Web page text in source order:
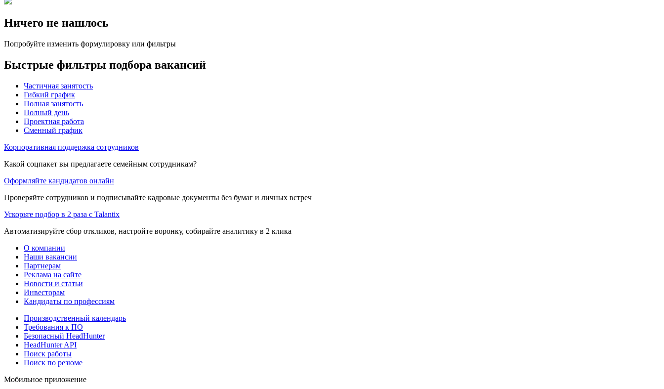
Ничего не нашлось
Попробуйте изменить формулировку или фильтры
Быстрые фильтры подбора вакансий
Частичная занятость
Гибкий график
Полная занятость
Полный день
Проектная работа
Сменный график
Корпоративная поддержка сотрудников
Какой соцпакет вы предлагаете семейным сотрудникам?
Оформляйте кандидатов онлайн
Проверяйте сотрудников и подписывайте кадровые документы без бумаг и личных встреч
Ускорьте подбор в 2 раза с Talantix
Автоматизируйте сбор откликов, настройте воронку, собирайте аналитику в 2 клика
О компании
Наши вакансии
Партнерам
Реклама на сайте
Новости и статьи
Инвесторам
Кандидаты по профессиям
Производственный календарь
Требования к ПО
Безопасный HeadHunter
HeadHunter API
Поиск работы
Поиск по резюме
Мобильное приложение